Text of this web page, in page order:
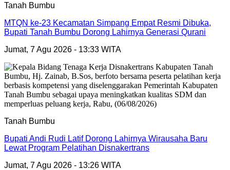
Tanah Bumbu
MTQN ke-23 Kecamatan Simpang Empat Resmi Dibuka,
Bupati Tanah Bumbu Dorong Lahirnya Generasi Qurani
Jumat, 7 Agu 2026 - 13:33 WITA
Tanah Bumbu
Bupati Andi Rudi Latif Dorong Lahirnya Wirausaha Baru
Lewat Program Pelatihan Disnakertrans
Jumat, 7 Agu 2026 - 13:26 WITA